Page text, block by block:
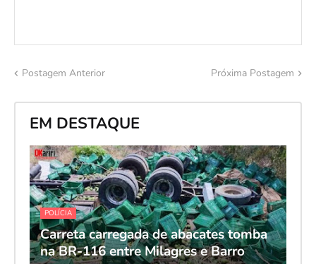
Postagem Anterior Próxima Postagem
EM DESTAQUE
POLÍCIA
Carreta carregada de abacates tomba
na BR-116 entre Milagres e Barro